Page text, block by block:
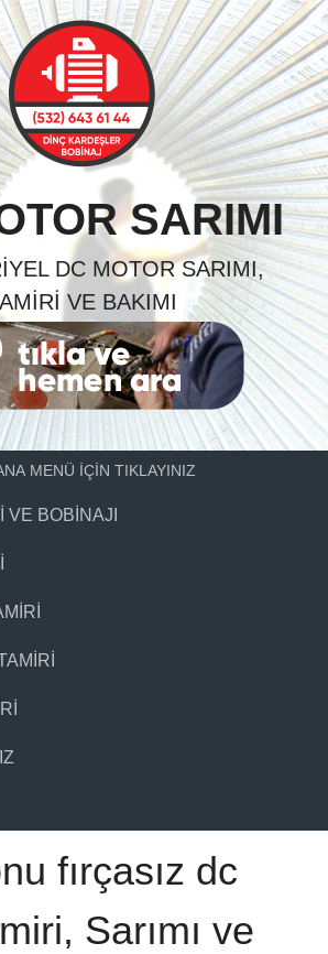
SARIMI
DC MOTOR SARIMI,
VE BAKIMI
MENÜ İÇİN TIKLAYINIZ
VE BOBINAJI
fırçasız dc
Sarımı ve